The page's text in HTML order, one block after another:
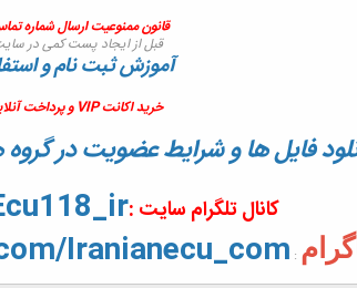
قانون ممنوعیت ارسال شماره
قبل از ایجاد پست کمی در
آموزش ثبت نام و
خرید اکانت VIP و پرداخت آنلاین حق عضویت
فایل ها و شرایط عضویت در
کانال تلگرام سایت :
:
Iranianecu_com